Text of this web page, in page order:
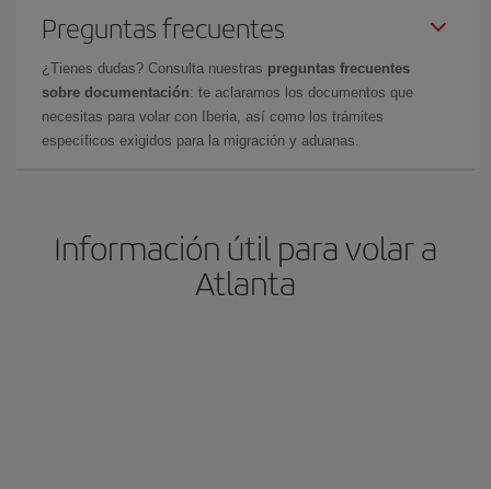
Preguntas frecuentes
¿Tienes dudas? Consulta nuestras preguntas frecuentes
sobre documentación: te aclaramos los documentos que
necesitas para volar con Iberia, así como los trámites
específicos exigidos para la migración y aduanas.
Información útil para volar a
Atlanta